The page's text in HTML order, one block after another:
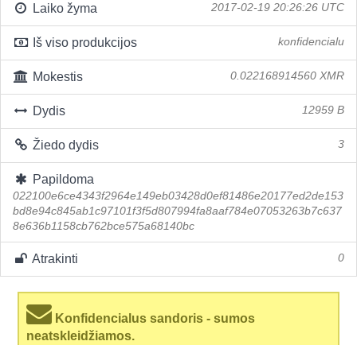
Laiko žyma 2017-02-19 20:26:26 UTC
Iš viso produkcijos konfidencialu
Mokestis 0.022168914560 XMR
Dydis 12959 B
Žiedo dydis 3
Papildoma
022100e6ce4343f2964e149eb03428d0ef81486e20177ed2de153
bd8e94c845ab1c97101f3f5d807994fa8aaf784e07053263b7c637
8e636b1158cb762bce575a68140bc
Atrakinti 0
Konfidencialus sandoris - sumos
neatskleidžiamos.